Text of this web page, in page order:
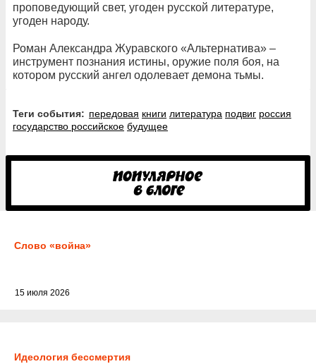
проповедующий свет, угоден русской литературе,
угоден народу.
Роман Александра Журавского «Альтернатива» –
инструмент познания истины, оружие поля боя, на
котором русский ангел одолевает демона тьмы.
Теги события: передовая книги литература подвиг россия
государство российское будущее
Слово «война»
15 июля 2026
Идеология бессмертия